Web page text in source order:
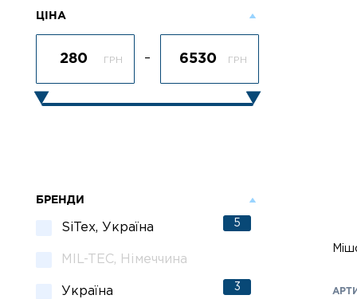
ЦІНА
ГРН – ГРН
БРЕНДИ
SiTex, Україна 5
MIL-TEC, Німеччина
Україна 3